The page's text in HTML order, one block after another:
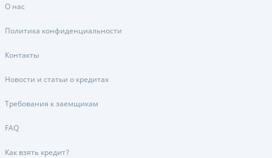
О нас
Политика конфиденциальности
Контакты
Новости и статьи о кредитах
Требования к заемщикам
FAQ
Как взять кредит?